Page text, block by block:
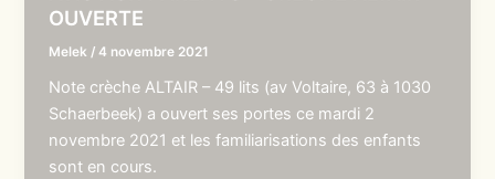
OUVERTE
Melek /4 novembre 2021
Note crèche ALTAIR – 49 lits (av Voltaire, 63 à 1030
Schaerbeek) a ouvert ses portes ce mardi 2
novembre 2021 et les familiarisations des enfants
sont en cours.